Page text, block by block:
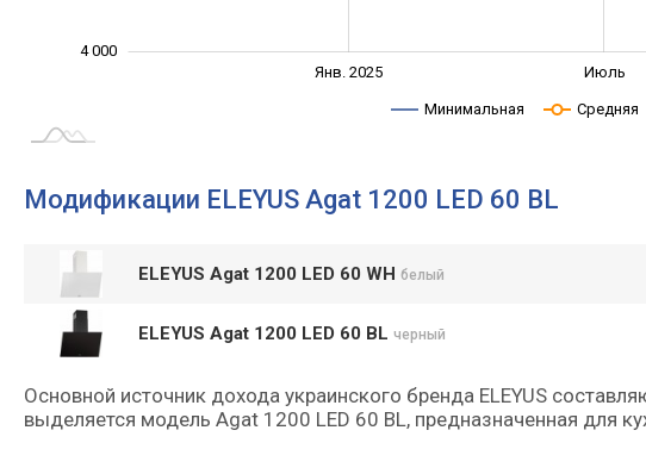
4 000
Янв. 2025 Июль
Минимальная Средняя
Модификации ELEYUS Agat 1200 LED 60 BL
ELEYUS Agat 1200 LED 60 WH белый
ELEYUS Agat 1200 LED 60 BL черный
Основной источник дохода украинского бренда ELEYUS
выделяется модель Agat 1200 LED 60 BL, предназначенная для